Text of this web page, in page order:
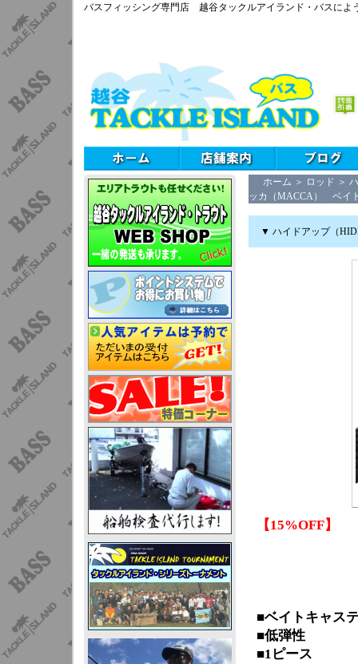
バスフィッシング専門店 越谷タックルアイランド・バスによ
ホーム ＞ ロッド ＞
ッカ（MACCA） ベイ
▼ ハイドアップ（
【15%OFF】
■ベイトキャス
■低弾性
■1ピース